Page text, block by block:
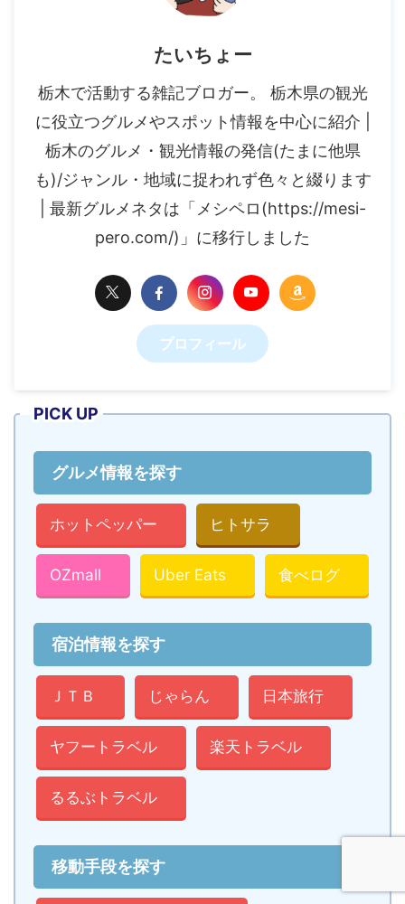
たいちょー
栃木で活動する雑記ブロガー。 栃木県の観光
に役立つグルメやスポット情報を中心に紹介 |
栃木のグルメ・観光情報の発信(たまに他県
も)/ジャンル・地域に捉われず色々と綴ります
| 最新グルメネタは「メシペロ(https://mesi-
pero.com/)」に移行しました
プロフィール
PICK UP
グルメ情報を探す
ホットペッパー ヒトサラ
OZmall Uber Eats 食べログ
宿泊情報を探す
ＪＴＢ じゃらん 日本旅行
ヤフートラベル 楽天トラベル
るるぶトラベル
移動手段を探す